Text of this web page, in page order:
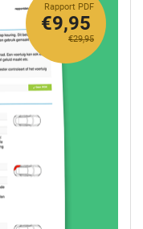
Rapport PDF
€29,95
€9,95